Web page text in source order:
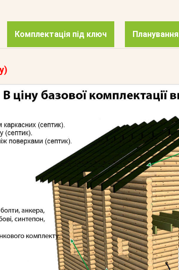
Комплектація під ключ Планування